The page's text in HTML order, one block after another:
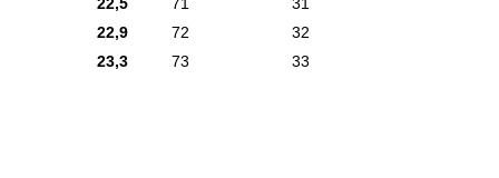
22,5
71
31
22,9
72
32
23,3
73 33